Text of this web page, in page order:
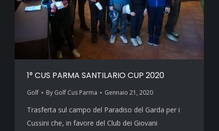
1° CUS PARMA SANTILARIO CUP 2020
Golf By Golf Cus Parma Gennaio 21, 2020
Trasferta sul campo del Paradiso del Garda per i
Cussini che, in favore del Club dei Giovani